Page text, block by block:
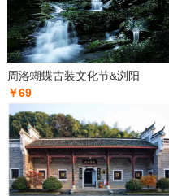
周洛蝴蝶古装文化节&浏阳
￥69